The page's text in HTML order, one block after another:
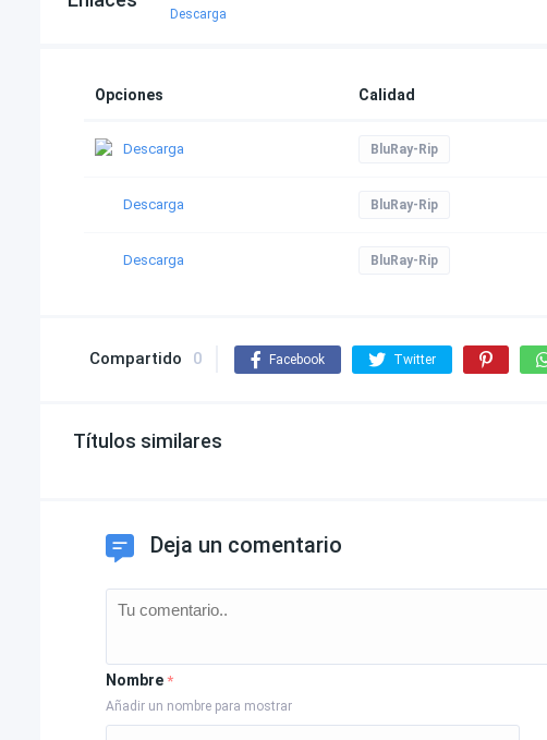
Descarga
Opciones Calidad
Descarga BluRay-Rip
Descarga BluRay-Rip
Descarga BluRay-Rip
Compartido 0 Facebook Twitter
Títulos similares
Deja un comentario
Nombre *
Añadir un nombre para mostrar